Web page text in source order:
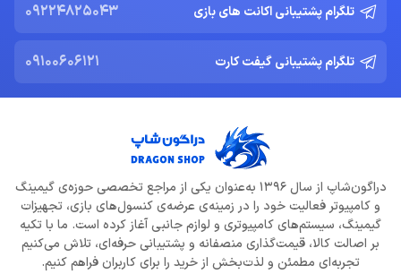
خرداد 22, 1404
ادلر: The Outer Worlds 2 تجربه‌ای تازه و کمتر کمدی خواهد بود
افزایش قیمت بازی‌ها؛ آیا Xbox بازیکنان را به Game Pass سوق
می‌دهد؟
خرداد 22, 1404
تلگرام پشتیبانی اکانت های بازی 09224825043
تلگرام پشتیبانی گیفت کارت 09100606121
دراگون‌شاپ از سال 1396 به‌عنوان یکی از مراجع تخصصی حوزه‌ی گیمینگ
و کامپیوتر فعالیت خود را در زمینه‌ی عرضه‌ی کنسول‌های بازی، تجهیزات
گیمینگ، سیستم‌های کامپیوتری و لوازم جانبی آغاز کرده است. ما با تکیه
بر اصالت کالا، قیمت‌گذاری منصفانه و پشتیبانی حرفه‌ای، تلاش می‌کنیم
تجربه‌ای مطمئن و لذت‌بخش از خرید را برای کاربران فراهم کنیم.